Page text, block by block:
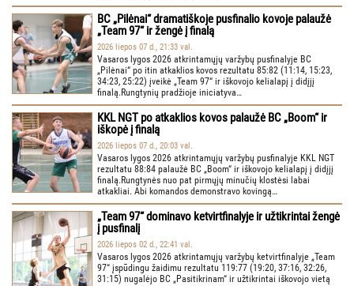
BC „Pilėnai“ dramatiškoje pusfinalio kovoje palaužė
„Team 97“ ir žengė į finalą
2026 liepos 07 d., 21:33 val.
Vasaros lygos 2026 atkrintamųjų varžybų pusfinalyje BC
„Pilėnai“ po itin atkaklios kovos rezultatu 85:82 (11:14, 15:23,
34:23, 25:22) įveikė „Team 97“ ir iškovojo kelialapį į didįjį
finalą.Rungtynių pradžioje iniciatyva…
KKL NGT po atkaklios kovos palaužė BC „Boom“ ir
iškopė į finalą
2026 liepos 07 d., 20:03 val.
Vasaros lygos 2026 atkrintamųjų varžybų pusfinalyje KKL NGT
rezultatu 88:84 palaužė BC „Boom“ ir iškovojo kelialapį į didįjį
finalą.Rungtynės nuo pat pirmųjų minučių klostėsi labai
atkakliai. Abi komandos demonstravo kovingą…
„Team 97“ dominavo ketvirtfinalyje ir užtikrintai žengė
į pusfinalį
2026 liepos 02 d., 22:41 val.
Vasaros lygos 2026 atkrintamųjų varžybų ketvirtfinalyje „Team
97“ įspūdingu žaidimu rezultatu 119:77 (19:20, 37:16, 32:26,
31:15) nugalėjo BC „Pasitikrinam“ ir užtikrintai iškovojo vietą